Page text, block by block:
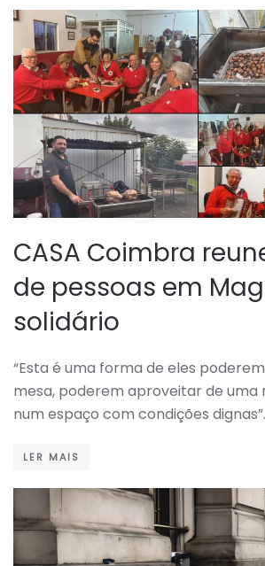
CASA Coimbra
de pessoas em
solidário
“Esta é uma forma de eles
mesa, poderem aproveitar de uma
num espaço com condições dignas”.
LER MAIS